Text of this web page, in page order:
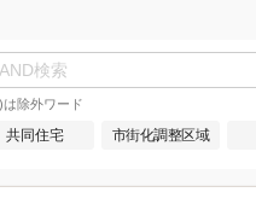
除外ワード
共同住宅 市街化調整区域